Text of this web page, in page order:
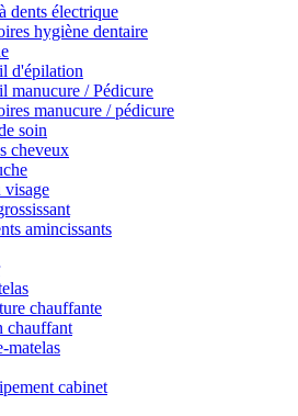
dents électrique
hygiène dentaire
d'épilation
manucure / Pédicure
manucure / pédicure
soin
cheveux
visage
amincissants
chauffante
chauffant
matelas
cabinet